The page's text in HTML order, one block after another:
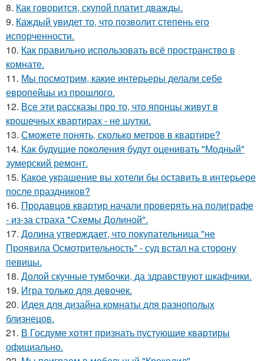
8. Как говорится, скупой платит дважды.
9. Каждый увидет то, что позволит степень его
испорченности.
10. Как правильно использовать всё пространство в
комнате.
11. Мы посмотрим, какие интерьеры делали себе
европейцы из прошлого.
12. Все эти рассказы про то, что японцы живут в
крошечных квартирах - не шутки.
13. Сможете понять, сколько метров в квартире?
14. Как будущие поколения будут оценивать "Модный"
зумерский ремонт.
15. Какое украшение вы хотели бы оставить в интерьере
после праздников?
16. Продавцов квартир начали проверять на полиграфе
- из-за страха "Схемы Долиной".
17. Долина утверждает, что покупательница "не
Проявила Осмотрительность" - суд встал на сторону
певицы.
18. Долой скучные тумбочки, да здравствуют шкафчики.
19. Игра только для девочек.
20. Идея для дизайна комнаты для разнополых
близнецов.
21. В Госдуме хотят признать пустующие квартиры
официально.